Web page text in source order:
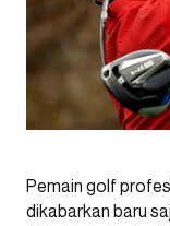
Pemain golf
dikabarkan baru